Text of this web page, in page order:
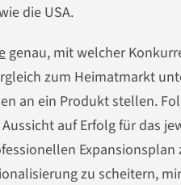
die USA.
genau, mit welcher
zum Heimatmarkt
an ein Produkt stellen.
auf Erfolg für das
zu scheitern,